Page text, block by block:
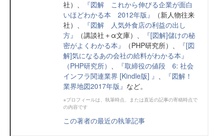
社）、
『図解 これから伸びる企業が面白
いほどわかる本 2012年版』
（新人物往来
社）、
『図解 人気外食店の利益の出し
方』
（講談社＋α文庫）、
『[図解]儲けの秘
密がよくわかる本』
（PHP研究所）、
『[図
解]気になるあの会社の給料がわかる本』
（PHP研究所） 、
『取締役の値段 6: 社会
インフラ関連業界 [Kindle版] 』 、
『図解！
業界地図2017年版』 など。
※プロフィールは、執筆時点、または直近の記事の寄稿時点で
の内容です
この著者の最近の執筆記事